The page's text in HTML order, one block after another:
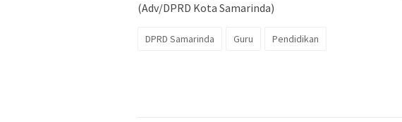
(Adv/DPRD Kota Samarinda)
DPRD Samarinda Guru Pendidikan